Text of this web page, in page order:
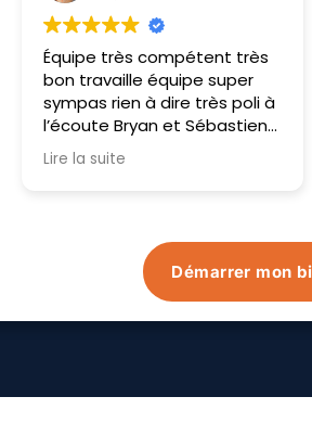
Personnel au top, installation
propre et sérieuse
explications claires et
précises
Démarrer mon